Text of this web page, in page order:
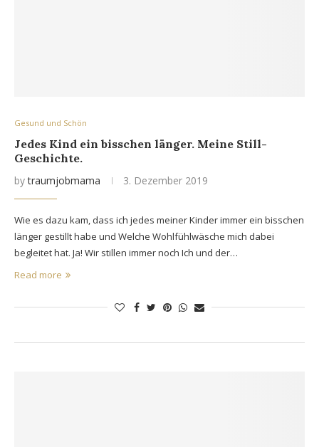
Gesund und Schön
Jedes Kind ein bisschen länger. Meine Still-
Geschichte.
bytraumjobmama 3. Dezember 2019
Wie es dazu kam, dass ich jedes meiner Kinder immer ein bisschen
länger gestillt habe und Welche Wohlfühlwäsche mich dabei
begleitet hat. Ja! Wir stillen immer noch Ich und der…
Read more